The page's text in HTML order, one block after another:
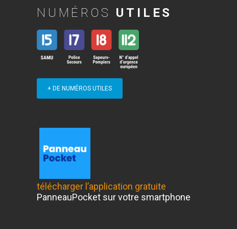
NUMÉROS UTILES
+ DE NUMÉROS UTILES
télécharger l’application gratuite
PanneauPocket sur votre smartphone